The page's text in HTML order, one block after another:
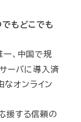
もどこでも
、中国で規
ーバに導入済
なオンライン
援する信頼の